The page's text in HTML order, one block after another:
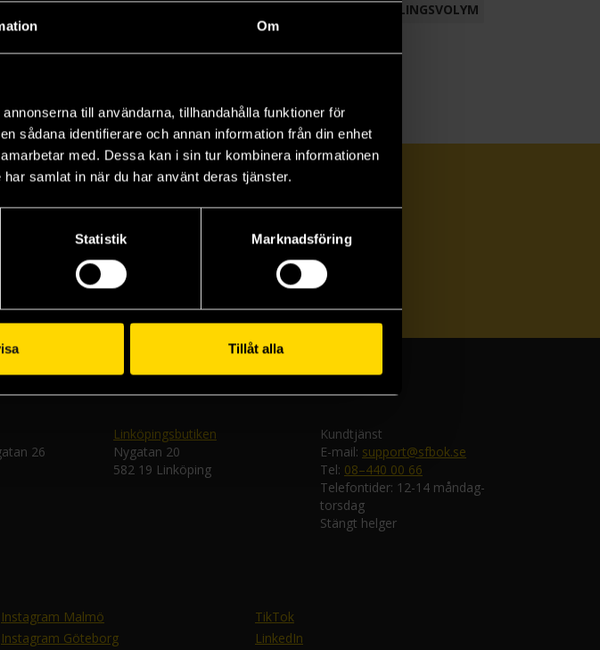
Om
till användarna, tillhandahålla funktioner för
sådana identifierare och annan information från din enhet
med. Dessa kan i sin tur kombinera informationen
samlat in när du har använt deras tjänster.
Statistik Marknadsföring
Tillåt alla
SAMLINGSVOLYM
nyhetsbrev
26
Linköpingsbutiken
Nygatan 20
582 19 Linköping
Kundtjänst
E-mail: support@sfbok.se
Tel: 08–440 00 66
Telefontider: 12-14 måndag-
torsdag
Stängt helger
Instagram Malmö
Instagram Göteborg
TikTok
LinkedIn